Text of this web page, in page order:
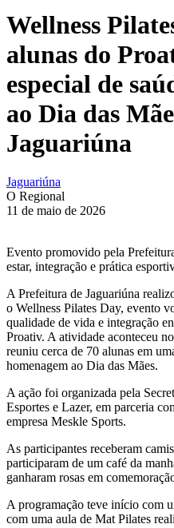
Wellness
alunas do
especial de
ao Dia das
Jaguariúna
Jaguariúna
O Regional
11 de maio de 2026
Evento promovido pela
estar, integração e prática
A Prefeitura de Jaguariúna
o Wellness Pilates Day, evento
qualidade de vida e integração
Proativ. A atividade aconteceu
reuniu cerca de 70 alunas em
homenagem ao Dia das Mães.
A ação foi organizada pela
Esportes e Lazer, em parceria
empresa Meskle Sports.
As participantes receberam
participaram de um café da
ganharam rosas em
A programação teve início com
com uma aula de Mat Pilates